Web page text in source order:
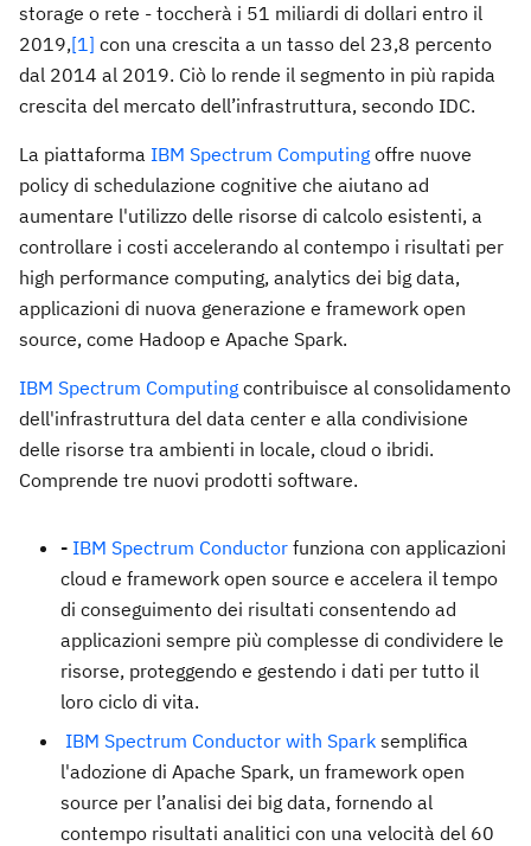
storage o rete - toccherà i 51 miliardi di dollari entro il
2019,[1] con una crescita a un tasso del 23,8 percento
dal 2014 al 2019. Ciò lo rende il segmento in più rapida
crescita del mercato dell’infrastruttura, secondo IDC.
La piattaforma IBM Spectrum Computing offre nuove
policy di schedulazione cognitive che aiutano ad
aumentare l'utilizzo delle risorse di calcolo esistenti, a
controllare i costi accelerando al contempo i risultati per
high performance computing, analytics dei big data,
applicazioni di nuova generazione e framework open
source, come Hadoop e Apache Spark.
IBM Spectrum Computing contribuisce al consolidamento
dell'infrastruttura del data center e alla condivisione
delle risorse tra ambienti in locale, cloud o ibridi.
Comprende tre nuovi prodotti software.
- IBM Spectrum Conductor funziona con applicazioni
cloud e framework open source e accelera il tempo
di conseguimento dei risultati consentendo ad
applicazioni sempre più complesse di condividere le
risorse, proteggendo e gestendo i dati per tutto il
loro ciclo di vita.
IBM Spectrum Conductor with Spark semplifica
l'adozione di Apache Spark, un framework open
source per l’analisi dei big data, fornendo al
contempo risultati analitici con una velocità del 60